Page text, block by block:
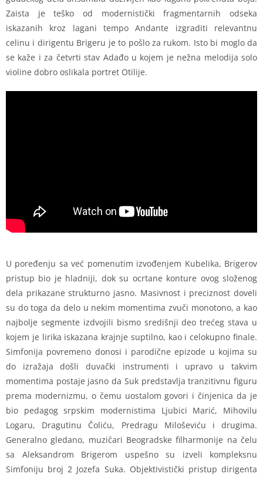
Zaista je teško od modernistički fragmentarnih odseka
iskazanih kroz lagani tempo Andante izgraditi relevantnu
celinu i dirigentu Brigeru je to pošlo za rukom. Isto bi moglo da
se kaže i za četvrti stav Adađo u kojem je nežna melodija solo
violine dobro oslikala portret Otilije.
U poređenju sa već pomenutim izvođenjem Kubelika, Brigerov
pristup bio je hladniji, dok su ocrtane konture ovog složenog
dela prikazane strukturno jasno. Masivnost i preciznost doveli
su do toga da delo u nekim momentima zvuči monotono, a kao
najbolje segmente izdvojili bismo središnji deo trećeg stava u
kojem je lirika iskazana krajnje suptilno, kao i celokupno finale.
Simfonija povremeno donosi i parodične epizode u kojima su
do izražaja došli duvački instrumenti i upravo u takvim
momentima postaje jasno da Suk predstavlja tranzitivnu figuru
prema modernizmu, o čemu uostalom govori i činjenica da je
bio pedagog srpskim modernistima Ljubici Marić, Mihovilu
Logaru, Dragutinu Čoliću, Predragu Miloševiću i drugima.
Generalno gledano, muzičari Beogradske filharmonije na čelu
sa Aleksandrom Brigerom uspešno su izveli kompleksnu
Simfoniju broj 2 Jozefa Suka. Objektivistički pristup dirigenta